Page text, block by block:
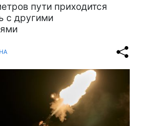
пути приходится
с другими